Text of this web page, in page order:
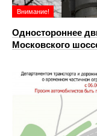
Внимание!
Одностороннее
Московского